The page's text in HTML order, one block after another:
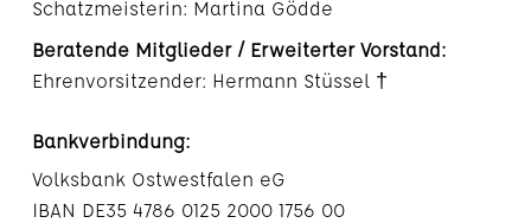
Schatzmeisterin: Martina Gödde
Beratende Mitglieder / Erweiterter Vorstand:
Ehrenvorsitzender: Hermann Stüssel †
Bankverbindung:
Volksbank Ostwestfalen eG
IBAN DE35 4786 0125 2000 1756 00